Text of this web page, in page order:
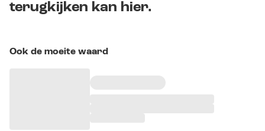
terugkijken kan hier.
Ook de moeite waard